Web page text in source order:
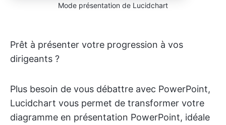
Mode présentation de Lucidchart
Prêt à présenter votre progression à vos
dirigeants ?
Plus besoin de vous débattre avec PowerPoint,
Lucidchart vous permet de transformer votre
diagramme en présentation PowerPoint, idéale